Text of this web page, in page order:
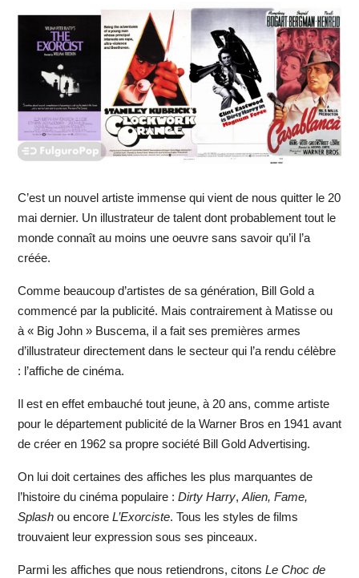
C’est un nouvel artiste immense qui vient de nous quitter le 20
mai dernier. Un illustrateur de talent dont probablement tout le
monde connaît au moins une oeuvre sans savoir qu’il l’a
créée.
Comme beaucoup d’artistes de sa génération, Bill Gold a
commencé par la publicité. Mais contrairement à Matisse ou
à « Big John » Buscema, il a fait ses premières armes
d’illustrateur directement dans le secteur qui l’a rendu célèbre
: l’affiche de cinéma.
Il est en effet embauché tout jeune, à 20 ans, comme artiste
pour le département publicité de la Warner Bros en 1941 avant
de créer en 1962 sa propre société Bill Gold Advertising.
On lui doit certaines des affiches les plus marquantes de
l’histoire du cinéma populaire : Dirty Harry, Alien, Fame,
Splashou encore L’Exorciste. Tous les styles de films
trouvaient leur expression sous ses pinceaux.
Parmi les affiches que nous retiendrons, citons Le Choc de